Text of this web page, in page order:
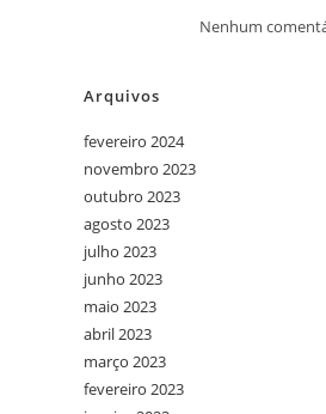
Nenhum
Arquivos
fevereiro 2024
novembro 2023
outubro 2023
agosto 2023
julho 2023
junho 2023
maio 2023
abril 2023
março 2023
fevereiro 2023